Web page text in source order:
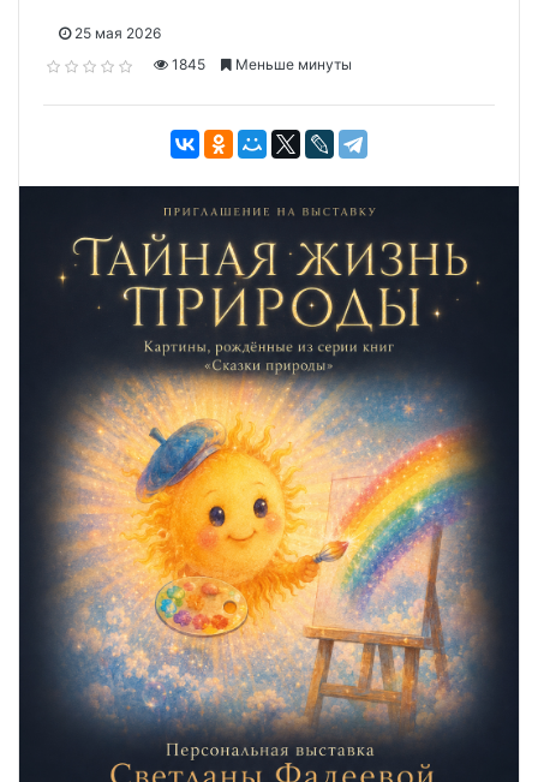
25 мая 2026
1845
Меньше минуты